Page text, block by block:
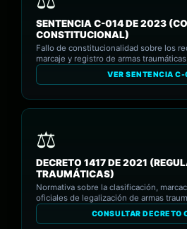
SENTENCIA C-014 DE 2023
CONSTITUCIONAL)
Fallo de constitucionalidad sobre los
marcaje y registro de armas traumáticas.
VER SENTENCIA
DECRETO 1417 DE 2021
TRAUMÁTICAS)
Normativa sobre la clasificación,
oficiales de legalización de armas
CONSULTAR DECRETO